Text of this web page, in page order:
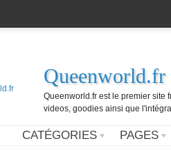
Queenworld.fr
Queenworld.fr est le premier site
videos, goodies ainsi que
CATÉGORIES PAGES